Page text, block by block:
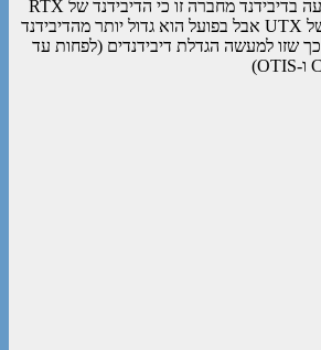
מצג שווא של פגיעה בדיבידנד מחברה זו כי הדיבידנד של RTX
קטן מהדיבידנד של UTX אבל בפועל הוא גדול יותר מהדיבידנד
היחסי של UTX כך שזו למעשה הגדלת דיבידנדים (לפחות עד